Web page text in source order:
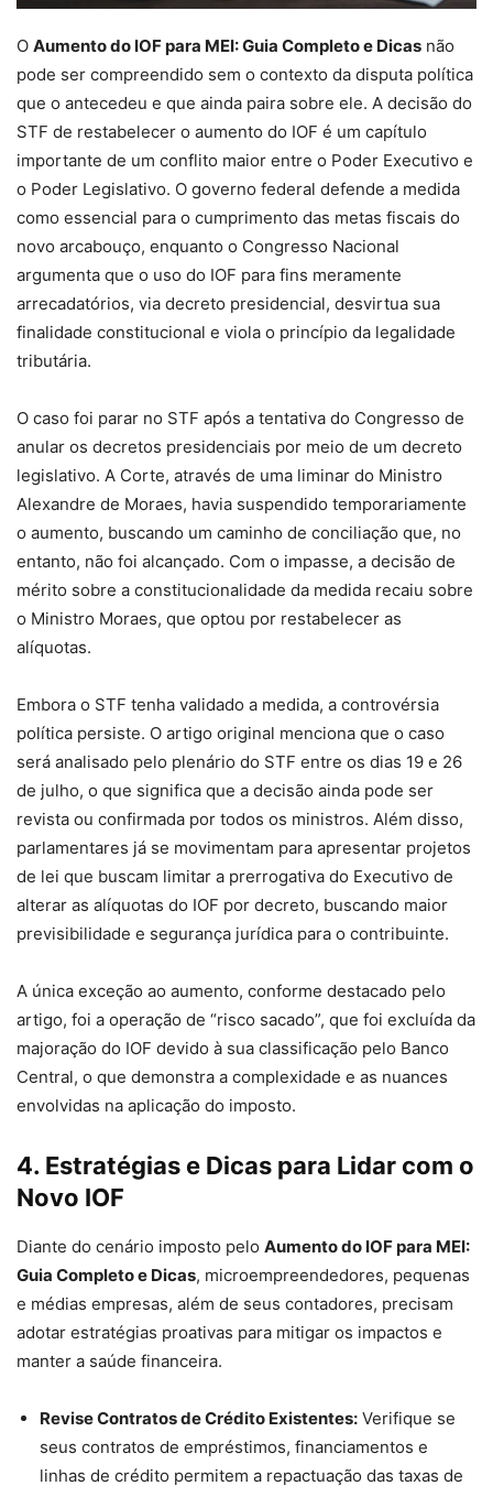
O Aumento do IOF para MEI: Guia Completo e Dicas não
pode ser compreendido sem o contexto da disputa política
que o antecedeu e que ainda paira sobre ele. A decisão do
STF de restabelecer o aumento do IOF é um capítulo
importante de um conflito maior entre o Poder Executivo e
o Poder Legislativo. O governo federal defende a medida
como essencial para o cumprimento das metas fiscais do
novo arcabouço, enquanto o Congresso Nacional
argumenta que o uso do IOF para fins meramente
arrecadatórios, via decreto presidencial, desvirtua sua
finalidade constitucional e viola o princípio da legalidade
tributária.
O caso foi parar no STF após a tentativa do Congresso de
anular os decretos presidenciais por meio de um decreto
legislativo. A Corte, através de uma liminar do Ministro
Alexandre de Moraes, havia suspendido temporariamente
o aumento, buscando um caminho de conciliação que, no
entanto, não foi alcançado. Com o impasse, a decisão de
mérito sobre a constitucionalidade da medida recaiu sobre
o Ministro Moraes, que optou por restabelecer as
alíquotas.
Embora o STF tenha validado a medida, a controvérsia
política persiste. O artigo original menciona que o caso
será analisado pelo plenário do STF entre os dias 19 e 26
de julho, o que significa que a decisão ainda pode ser
revista ou confirmada por todos os ministros. Além disso,
parlamentares já se movimentam para apresentar projetos
de lei que buscam limitar a prerrogativa do Executivo de
alterar as alíquotas do IOF por decreto, buscando maior
previsibilidade e segurança jurídica para o contribuinte.
A única exceção ao aumento, conforme destacado pelo
artigo, foi a operação de “risco sacado”, que foi excluída da
majoração do IOF devido à sua classificação pelo Banco
Central, o que demonstra a complexidade e as nuances
envolvidas na aplicação do imposto.
4. Estratégias e Dicas para Lidar com o
Novo IOF
Diante do cenário imposto pelo Aumento do IOF para MEI:
Guia Completo e Dicas, microempreendedores, pequenas
e médias empresas, além de seus contadores, precisam
adotar estratégias proativas para mitigar os impactos e
manter a saúde financeira.
Revise Contratos de Crédito Existentes: Verifique se
seus contratos de empréstimos, financiamentos e
linhas de crédito permitem a repactuação das taxas de